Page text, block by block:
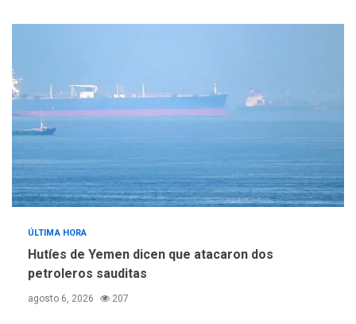
ÚLTIMA HORA
Hutíes de Yemen dicen que atacaron dos
petroleros sauditas
agosto 6, 2026 207